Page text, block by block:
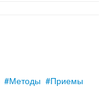
Методы
Приемы